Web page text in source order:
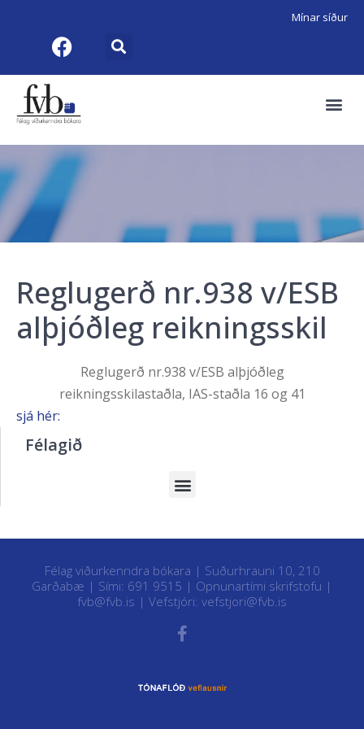
Mínar síður
Reglugerð nr.938 v/ESB
alþjóðleg reikningsskil
Reglugerð nr.938 v/ESB alþjóðleg
reikningsskilastaðla, IAS-staðla 16 og 41
sjá hér:
Félagið
Félag viðurkenndra bókara | Suðurhrauni 10, 210
Garðabæ | Sími: 691 9515 | Opnunartími skrifstofu |
fvb@fvb.is | Vefstjóri: vefstjori@fvb.is